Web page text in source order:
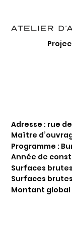
Adresse : rue
Maître
Programme :
Année de
Surfaces
Surfaces
Montant global